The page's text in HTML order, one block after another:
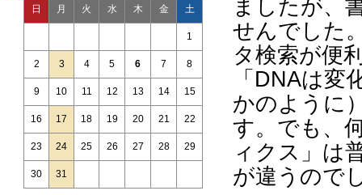
日 月 火 水 木 金 土
1
2 3 4 5 6 7 8
9 10 11 12 13 14 15
16 17 18 19 20 21 22
23 24 25 26 27 28 29
30 31
ましたが、
せんでした
タ検索が便
「 DNAは変
かのように
す。でも、
ィクス」は
が違うので